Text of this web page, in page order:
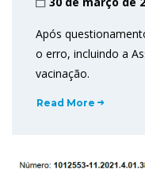
Após
o erro, incluindo a
vacinação.
Read More